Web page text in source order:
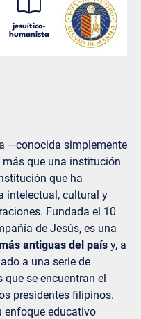
jesuítico-
humanista
—conocida simplemente
que una institución
que ha
intelectual, cultural y
Fundada el 10
de Jesús, es una
antiguas del país y, a
a una serie de
se encuentran el
presidentes filipinos.
enfoque educativo